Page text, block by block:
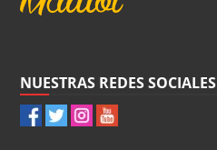
NUESTRAS REDES SOCIALES